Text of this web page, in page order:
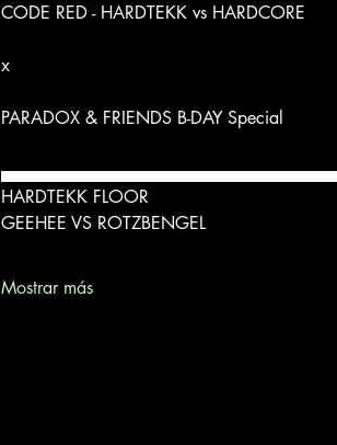
CODE RED - HARDTEKK vs HARDCORE
x
PARADOX & FRIENDS B-DAY Special
HARDTEKK FLOOR
GEEHEE VS ROTZBENGEL
Mostrar más